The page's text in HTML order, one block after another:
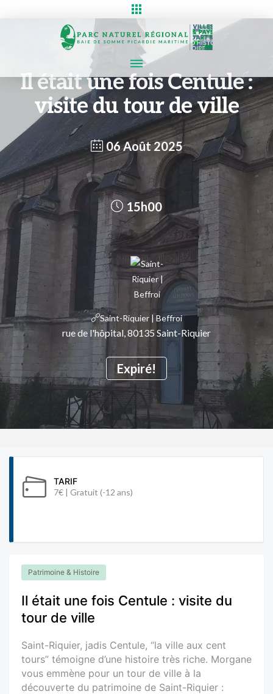
Il était une fois Centule :
visite du tour de ville
06 Août 2025
Expiré!
15h00
Saint-Riquier | Beffroi
rue de l'hôpital, 80135 Saint-Riquier
TARIF
7€ | Gratuit (-12 ans)
Patrimoine & Histoire
Il était une fois Centule : visite du
tour de ville
Saint-Riquier, jadis Centule, “la ville aux cent
tours” témoigne d’une histoire très riche. Morgane
vous emmène pour un tour de ville à la
découverte du patrimoine de Saint-Riquier :